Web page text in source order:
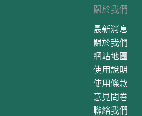
關於我們
最新消息
關於我們
網站地圖
使用說明
使用條款
意見問卷
聯絡我們